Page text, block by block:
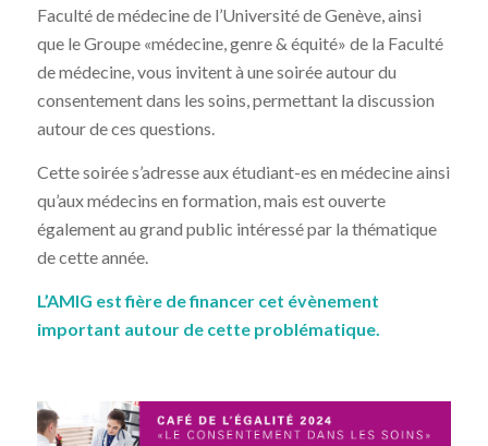
Faculté de médecine de l’Université de Genève, ainsi
que le Groupe «médecine, genre & équité» de la Faculté
de médecine, vous invitent à une soirée autour du
consentement dans les soins, permettant la discussion
autour de ces questions.
Cette soirée s’adresse aux étudiant-es en médecine ainsi
qu’aux médecins en formation, mais est ouverte
également au grand public intéressé par la thématique
de cette année.
L’AMIG est fière de financer cet évènement
important autour de cette problématique.